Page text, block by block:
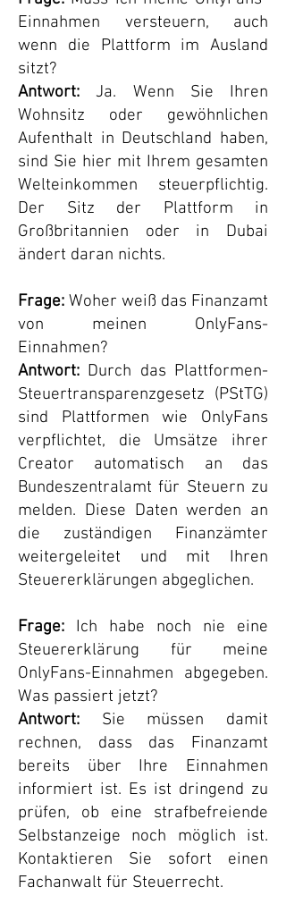
Einnahmen versteuern, auch
wenn die Plattform im Ausland
sitzt?
Antwort: Ja. Wenn Sie Ihren
Wohnsitz oder gewöhnlichen
Aufenthalt in Deutschland haben,
sind Sie hier mit Ihrem gesamten
Welteinkommen steuerpflichtig.
Der Sitz der Plattform in
Großbritannien oder in Dubai
ändert daran nichts.
Frage: Woher weiß das Finanzamt
von meinen OnlyFans-
Einnahmen?
Antwort: Durch das Plattformen-
Steuertransparenzgesetz (PStTG)
sind Plattformen wie OnlyFans
verpflichtet, die Umsätze ihrer
Creator automatisch an das
Bundeszentralamt für Steuern zu
melden. Diese Daten werden an
die zuständigen Finanzämter
weitergeleitet und mit Ihren
Steuererklärungen abgeglichen.
Frage: Ich habe noch nie eine
Steuererklärung für meine
OnlyFans-Einnahmen abgegeben.
Was passiert jetzt?
Antwort: Sie müssen damit
rechnen, dass das Finanzamt
bereits über Ihre Einnahmen
informiert ist. Es ist dringend zu
prüfen, ob eine strafbefreiende
Selbstanzeige noch möglich ist.
Kontaktieren Sie sofort einen
Fachanwalt für Steuerrecht.